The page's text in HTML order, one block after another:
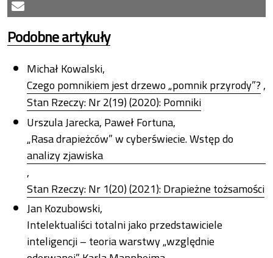
Podobne artykuły
Michał Kowalski,
Czego pomnikiem jest drzewo „pomnik przyrody”?,
Stan Rzeczy: Nr 2(19) (2020): Pomniki
Urszula Jarecka, Paweł Fortuna,
„Rasa drapieżców” w cyberświecie. Wstęp do
analizy zjawiska
,
Stan Rzeczy: Nr 1(20) (2021): Drapieżne tożsamości
Jan Kozubowski,
Intelektualiści totalni jako przedstawiciele
inteligencji – teoria warstwy „względnie